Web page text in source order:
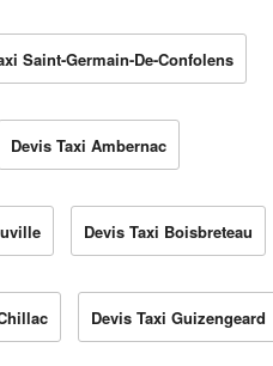
Saint-Germain-De-Confolens
Devis Taxi Ambernac
Devis Taxi Boisbreteau
Devis Taxi Guizengeard